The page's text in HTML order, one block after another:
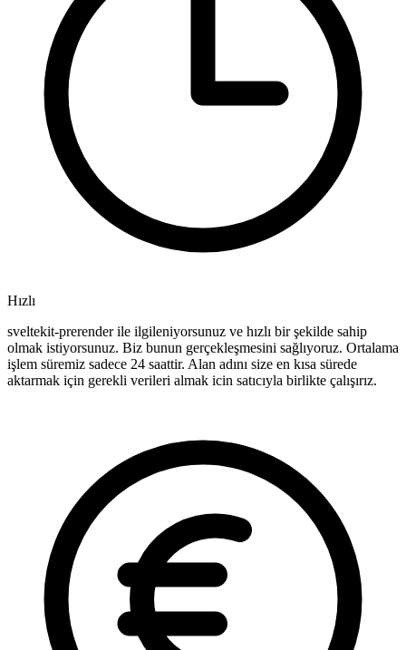
Hızlı
sveltekit-prerender ile ilgileniyorsunuz ve hızlı bir şekilde sahip
olmak istiyorsunuz. Biz bunun gerçekleşmesini sağlıyoruz. Ortalama
işlem süremiz sadece 24 saattir. Alan adını size en kısa sürede
aktarmak için gerekli verileri almak icin satıcıyla birlikte çalışırız.